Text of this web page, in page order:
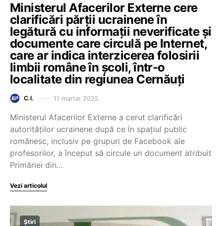
Ministerul Afacerilor Externe cere
clarificări părții ucrainene în
legătură cu informații neverificate și
documente care circulă pe Internet,
care ar indica interzicerea folosirii
limbii române în școli, într-o
localitate din regiunea Cernăuți
C.I. 11 martie 2025
Ministerul Afacerilor Externe a cerut clarificări
autorităților ucrainene după ce în spațiul public
românesc, inclusiv pe grupuri de Facebook ale
profesorilor, a început să circule un document atribuit
Primăriei din…
Vezi articolul
Știri